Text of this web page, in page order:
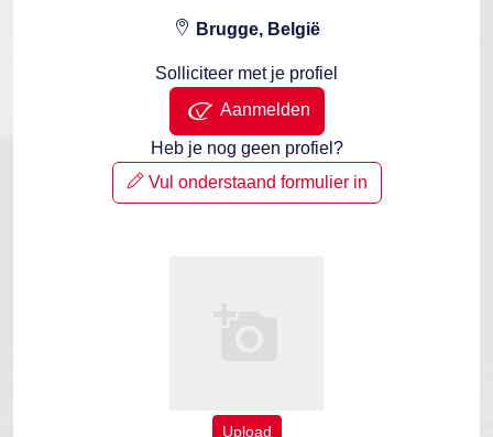
Brugge, België
Solliciteer met je profiel
Aanmelden
Heb je nog geen profiel?
Vul onderstaand formulier in
Upload